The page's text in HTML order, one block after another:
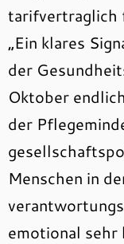
tarifvertraglich
„Ein klares
der
Oktober
der
Menschen in
emotional